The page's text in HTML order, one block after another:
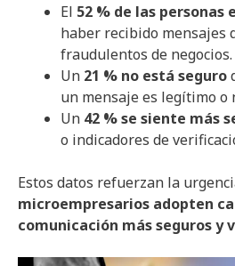
El 52 % de las personas
haber recibido mensajes
fraudulentos de negocios.
Un 21 % no está seguro
un mensaje es legítimo o
Un 42 % se siente más
o indicadores de
Estos datos refuerzan la
microempresarios adopten
comunicación más seguros y